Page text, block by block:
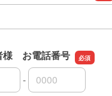
メールアドレス
様 お電話番号
お電話番号の市外局番
お電話番号の市内局番
-
お電話番号の加入者